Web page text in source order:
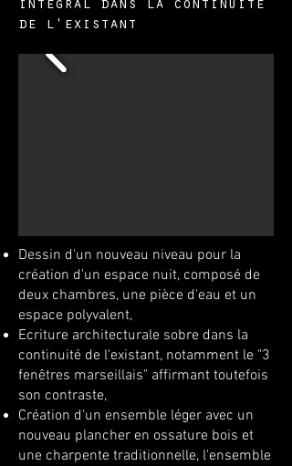
intégral dans la continuité
de l'existant
Dessin d'un nouveau niveau pour la
création d'un espace nuit, composé de
deux chambres, une pièce d'eau et un
espace polyvalent,
Ecriture architecturale sobre dans la
continuité de l'existant, notamment le "3
fenêtres marseillais" affirmant toutefois
son contraste,
Création d'un ensemble léger avec un
nouveau plancher en ossature bois et
une charpente traditionnelle, l'ensemble